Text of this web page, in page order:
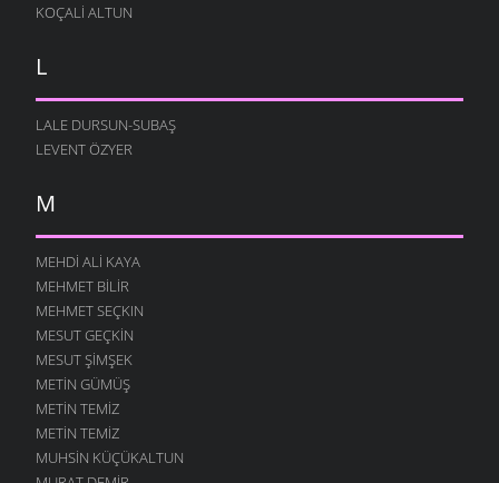
KOÇALI ALTUN
L
LALE DURSUN-SUBAŞ
LEVENT ÖZYER
M
MEHDI ALI KAYA
MEHMET BILIR
MEHMET SEÇKIN
MESUT GEÇKIN
MESUT ŞIMŞEK
METIN GÜMÜŞ
METIN TEMIZ
METIN TEMIZ
MUHSIN KÜÇÜKALTUN